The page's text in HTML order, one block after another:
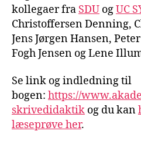
kollegaer fra SDU ogUC
Christoffersen Denning,
Jens Jørgen Hansen,
Fogh Jensen og Lene
Se link og indledning til
bogen: https://
skrivedidaktik og du kan
læseprøve her.